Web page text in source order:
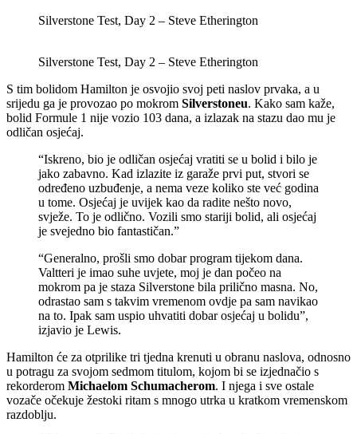
Silverstone Test, Day 2 – Steve Etherington
Silverstone Test, Day 2 – Steve Etherington
S tim bolidom Hamilton je osvojio svoj peti naslov prvaka, a u
srijedu ga je provozao po mokrom Silverstoneu. Kako sam kaže,
bolid Formule 1 nije vozio 103 dana, a izlazak na stazu dao mu je
odličan osjećaj.
“Iskreno, bio je odličan osjećaj vratiti se u bolid i bilo je
jako zabavno. Kad izlazite iz garaže prvi put, stvori se
određeno uzbuđenje, a nema veze koliko ste već godina
u tome. Osjećaj je uvijek kao da radite nešto novo,
svježe. To je odlično. Vozili smo stariji bolid, ali osjećaj
je svejedno bio fantastičan.”
“Generalno, prošli smo dobar program tijekom dana.
Valtteri je imao suhe uvjete, moj je dan počeo na
mokrom pa je staza Silverstone bila prilično masna. No,
odrastao sam s takvim vremenom ovdje pa sam navikao
na to. Ipak sam uspio uhvatiti dobar osjećaj u bolidu”,
izjavio je Lewis.
Hamilton će za otprilike tri tjedna krenuti u obranu naslova, odnosno
u potragu za svojom sedmom titulom, kojom bi se izjednačio s
rekorderom Michaelom Schumacherom. I njega i sve ostale
vozače očekuje žestoki ritam s mnogo utrka u kratkom vremenskom
razdoblju.